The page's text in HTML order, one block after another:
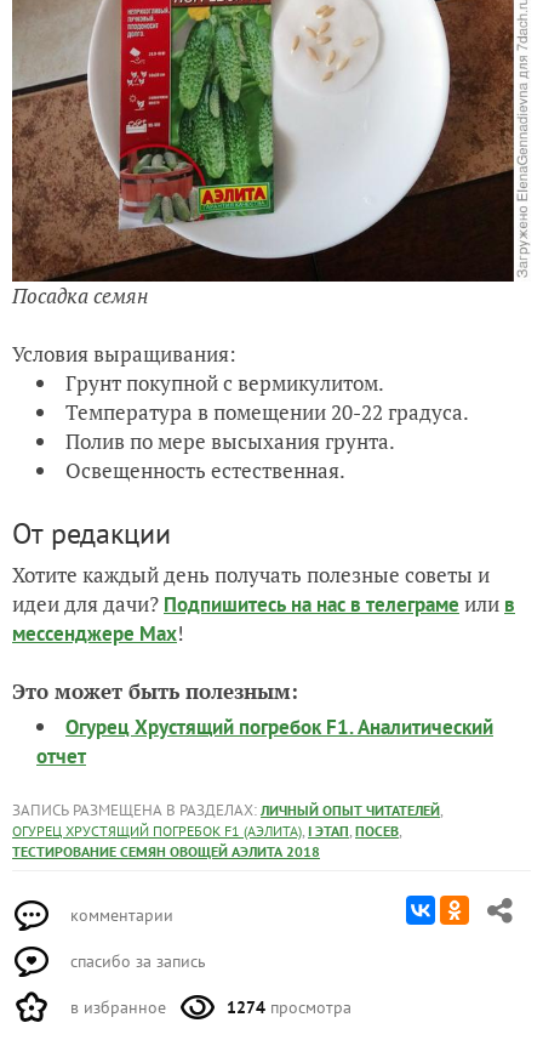
Посадка семян
Условия выращивания:
Грунт покупной с вермикулитом.
Температура в помещении 20-22 градуса.
Полив по мере высыхания грунта.
Освещенность естественная.
От редакции
Хотите каждый день получать полезные советы и
идеи для дачи? Подпишитесь на нас в телеграме или в
мессенджере Max!
Это может быть полезным:
Огурец Хрустящий погребок F1. Аналитический
отчет
ЗАПИСЬ РАЗМЕЩЕНА В РАЗДЕЛАХ: ЛИЧНЫЙ ОПЫТ ЧИТАТЕЛЕЙ,
ОГУРЕЦ ХРУСТЯЩИЙ ПОГРЕБОК F1 (АЭЛИТА), I ЭТАП, ПОСЕВ,
ТЕСТИРОВАНИЕ СЕМЯН ОВОЩЕЙ АЭЛИТА 2018
комментарии
спасибо за запись
в избранное 1274 просмотра